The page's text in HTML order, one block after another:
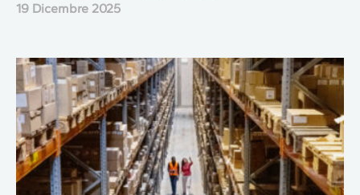
19 Dicembre 2025